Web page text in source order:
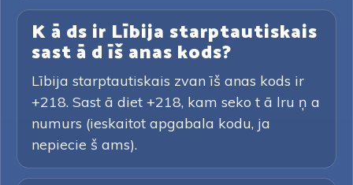
K ā ds ir Lībija starptautiskais
sast ā d īš anas kods?
Lībija starptautiskais zvan īš anas kods ir
+218. Sast ā diet +218, kam seko t ā lru ņ a
numurs (ieskaitot apgabala kodu, ja
nepiecie š ams).